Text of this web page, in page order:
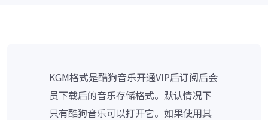
KGM格式是酷狗音乐开通VIP后订阅后会
员下载后的音乐存储格式。默认情况下
只有酷狗音乐可以打开它。如果使用其